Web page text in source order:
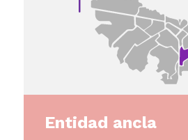
Entidad ancla